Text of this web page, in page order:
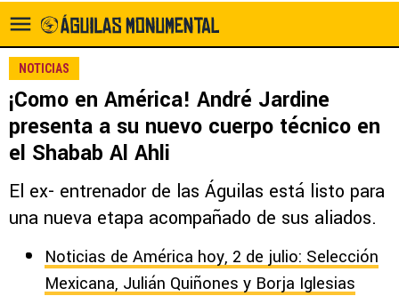
NOTICIAS
¡Como en América! André Jardine
presenta a su nuevo cuerpo técnico en
el Shabab Al Ahli
El ex- entrenador de las Águilas está listo para
una nueva etapa acompañado de sus aliados.
Noticias de América hoy, 2 de julio: Selección
Mexicana, Julián Quiñones y Borja Iglesias